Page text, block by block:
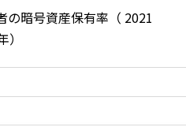
の暗号資産保有率（ 2021
）